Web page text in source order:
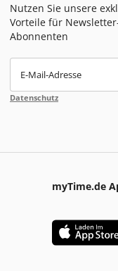
Nutzen Sie unsere
Vorteile für
Abonnenten
E-Mail-Adresse
Datenschutz
myTime.de